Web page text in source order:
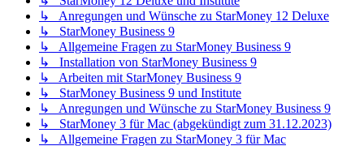
↳ Anregungen und Wünsche zu StarMoney 12 Deluxe
↳ StarMoney Business 9
↳ Allgemeine Fragen zu StarMoney Business 9
↳ Installation von StarMoney Business 9
↳ Arbeiten mit StarMoney Business 9
↳ StarMoney Business 9 und Institute
↳ Anregungen und Wünsche zu StarMoney Business 9
↳ StarMoney 3 für Mac (abgekündigt zum 31.12.2023)
↳ Allgemeine Fragen zu StarMoney 3 für Mac